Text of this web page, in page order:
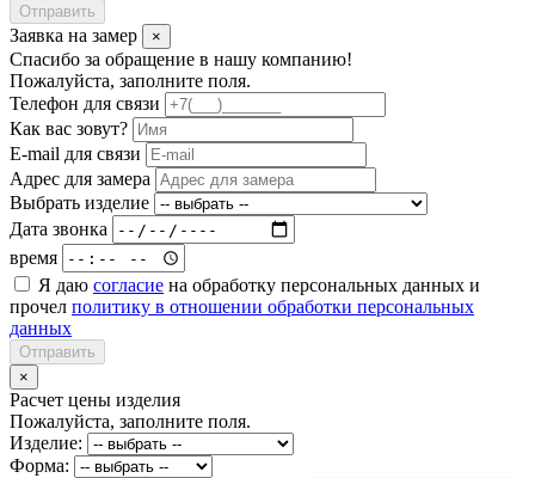
Отправить
Заявка на замер ×
Спасибо за обращение в нашу компанию!
Пожалуйста, заполните поля.
Телефон для связи
Как вас зовут?
E-mail для связи
Адрес для замера
Выбрать изделие
Дата звонка
время
Я даю согласие на обработку персональных данных и
прочел политику в отношении обработки персональных
данных
Отправить
×
Расчет цены изделия
Пожалуйста, заполните поля.
Изделие:
Форма: